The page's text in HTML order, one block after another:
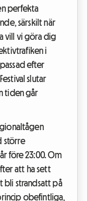
perfekta
särskilt när
vill vi göra dig
i
efter
slutar
tiden går
större
före 23:00. Om
att ha sett
bli strandsatt på
obefintliga,